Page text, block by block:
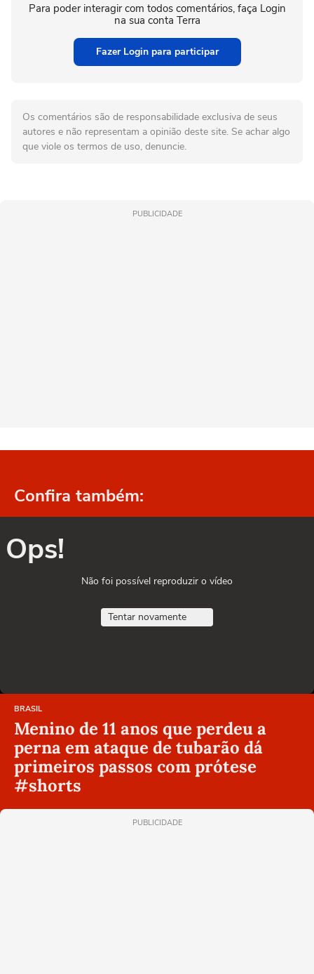
Para poder interagir com todos comentários, faça Login
na sua conta Terra
Fazer Login para participar
Os comentários são de responsabilidade exclusiva de seus
autores e não representam a opinião deste site. Se achar algo
que viole os termos de uso, denuncie.
PUBLICIDADE
Confira também:
Ops!
Não foi possível reproduzir o vídeo
Tentar novamente
BRASIL
Menino de 11 anos que perdeu a
perna em ataque de tubarão dá
primeiros passos com prótese
#shorts
PUBLICIDADE